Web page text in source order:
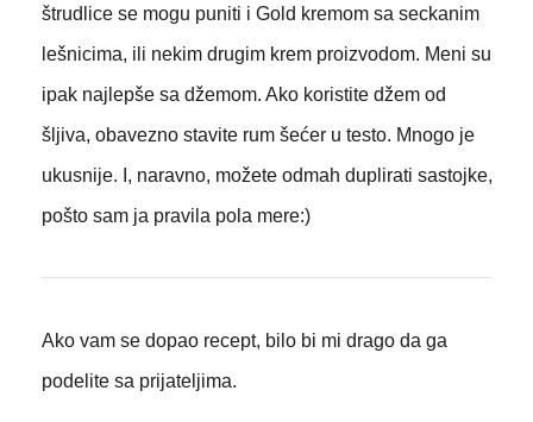
štrudlice se mogu puniti i Gold kremom sa seckanim
lešnicima, ili nekim drugim krem proizvodom. Meni su
ipak najlepše sa džemom. Ako koristite džem od
šljiva, obavezno stavite rum šećer u testo. Mnogo je
ukusnije. I, naravno, možete odmah duplirati sastojke,
pošto sam ja pravila pola mere:)
Ako vam se dopao recept, bilo bi mi drago da ga
podelite sa prijateljima.